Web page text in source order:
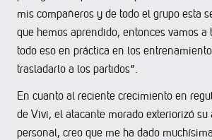
mis compañeros y de todo el grupo esta
que hemos aprendido, entonces vamos a
todo eso en práctica en los
trasladarlo a los partidos”.
En cuanto al reciente crecimiento en
de Vivi, el atacante morado exteriorizó su
personal, creo que me ha dado